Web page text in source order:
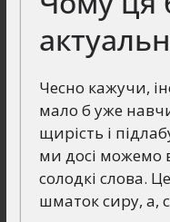
Чесно кажучи,
мало б уже
щирість і
ми досі можемо
солодкі слова.
шматок сиру, а,